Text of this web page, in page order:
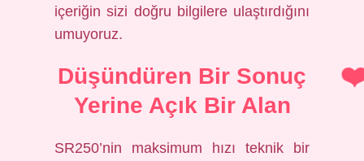
içeriğin sizi doğru bilgilere ulaştırdığını
umuyoruz.
Düşündüren Bir Sonuç
Yerine Açık Bir Alan
SR250’nin maksimum hızı teknik bir